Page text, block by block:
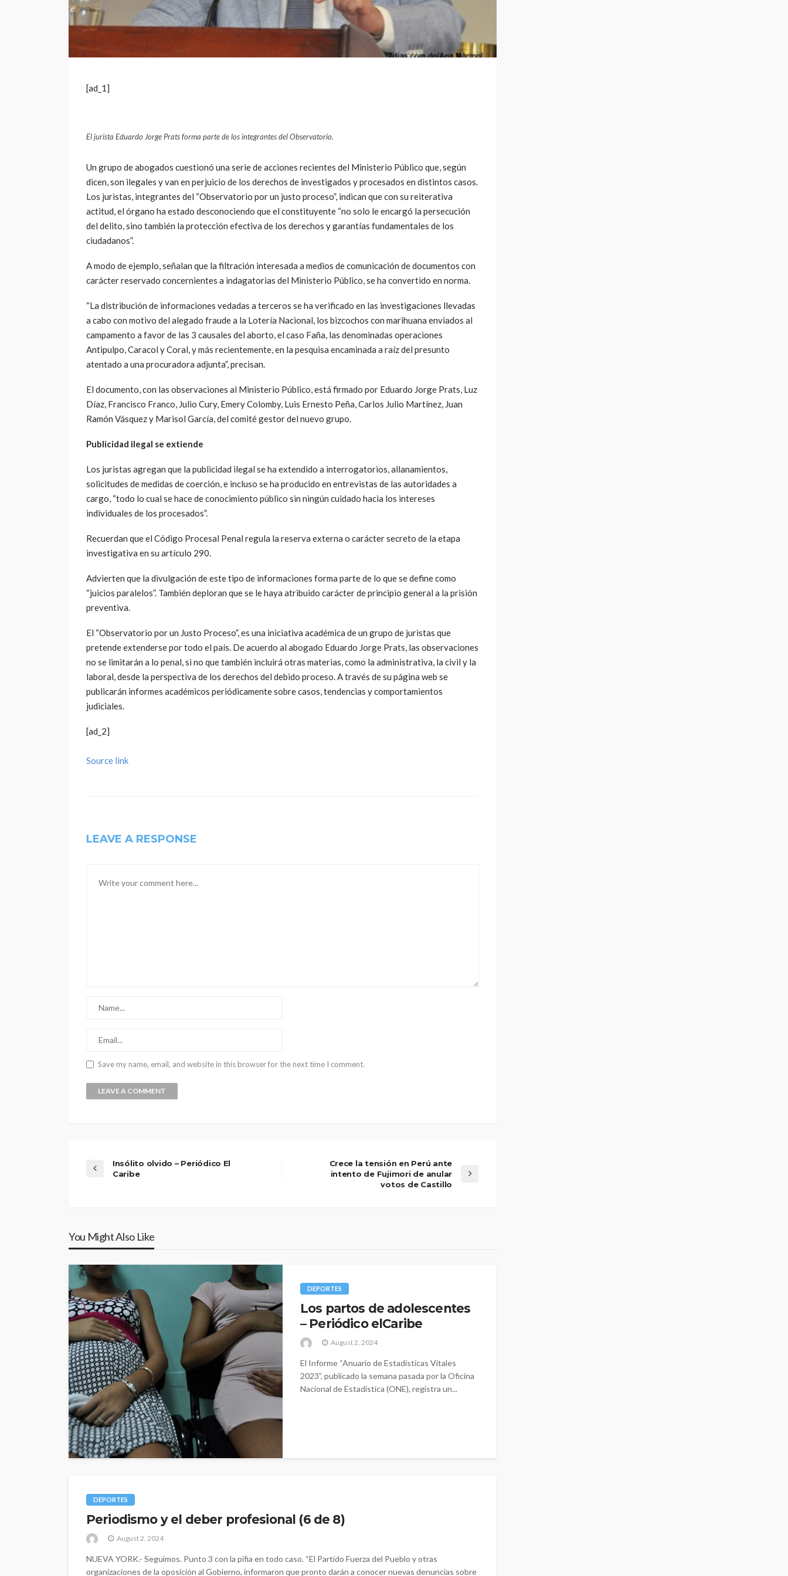
[ad_1]
El jurista Eduardo Jorge Prats forma parte de los integrantes del Observatorio.
Un grupo de abogados cuestionó una serie de acciones recientes del Ministerio Público que, según
dicen, son ilegales y van en perjuicio de los derechos de investigados y procesados en distintos casos.
Los juristas, integrantes del “Observatorio por un justo proceso”, indican que con su reiterativa
actitud, el órgano ha estado desconociendo que el constituyente “no solo le encargó la persecución
del delito, sino también la protección efectiva de los derechos y garantías fundamentales de los
ciudadanos”.
A modo de ejemplo, señalan que la filtración interesada a medios de comunicación de documentos con
carácter reservado concernientes a indagatorias del Ministerio Público, se ha convertido en norma.
“La distribución de informaciones vedadas a terceros se ha verificado en las investigaciones llevadas
a cabo con motivo del alegado fraude a la Lotería Nacional, los bizcochos con marihuana enviados al
campamento a favor de las 3 causales del aborto, el caso Faña, las denominadas operaciones
Antipulpo, Caracol y Coral, y más recientemente, en la pesquisa encaminada a raíz del presunto
atentado a una procuradora adjunta”, precisan.
El documento, con las observaciones al Ministerio Público, está firmado por Eduardo Jorge Prats, Luz
Díaz, Francisco Franco, Julio Cury, Emery Colomby, Luis Ernesto Peña, Carlos Julio Martínez, Juan
Ramón Vásquez y Marisol García, del comité gestor del nuevo grupo.
Publicidad ilegal se extiende
Los juristas agregan que la publicidad ilegal se ha extendido a interrogatorios, allanamientos,
solicitudes de medidas de coerción, e incluso se ha producido en entrevistas de las autoridades a
cargo, “todo lo cual se hace de conocimiento público sin ningún cuidado hacia los intereses
individuales de los procesados”.
Recuerdan que el Código Procesal Penal regula la reserva externa o carácter secreto de la etapa
investigativa en su artículo 290.
Advierten que la divulgación de este tipo de informaciones forma parte de lo que se define como
“juicios paralelos”. También deploran que se le haya atribuido carácter de principio general a la prisión
preventiva.
El “Observatorio por un Justo Proceso”, es una iniciativa académica de un grupo de juristas que
pretende extenderse por todo el país. De acuerdo al abogado Eduardo Jorge Prats, las observaciones
no se limitarán a lo penal, si no que también incluirá otras materias, como la administrativa, la civil y la
laboral, desde la perspectiva de los derechos del debido proceso. A través de su página web se
publicarán informes académicos periódicamente sobre casos, tendencias y comportamientos
judiciales.
[ad_2]
Source link
LEAVE A RESPONSE
Save my name, email, and website in this browser for the next time I comment.
Insólito olvido – Periódico El
Caribe
Crece la tensión en Perú ante
intento de Fujimori de anular
votos de Castillo
You Might Also Like
DEPORTES
Los partos de adolescentes
– Periódico elCaribe
August 2, 2024
El Informe “Anuario de Estadísticas Vitales
2023”, publicado la semana pasada por la Oficina
Nacional de Estadística (ONE), registra un...
DEPORTES
Periodismo y el deber profesional (6 de 8)
August 2, 2024
NUEVA YORK.- Seguimos. Punto 3 con la pifia en todo caso. “El Partido Fuerza del Pueblo y otras
organizaciones de la oposición al Gobierno, informaron que pronto darán a conocer nuevas denuncias sobre